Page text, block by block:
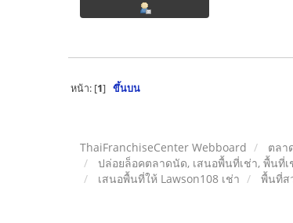
หน้า: [1] ขึ้นบน
ThaiFranchiseCenter Webboard
ตลา
ปล่อยล็อคตลาดนัด, เสนอพื้นที่เช่า, พื้นที่
เสนอพื้นที่ให้ Lawson108 เช่า
พื้นที่ส